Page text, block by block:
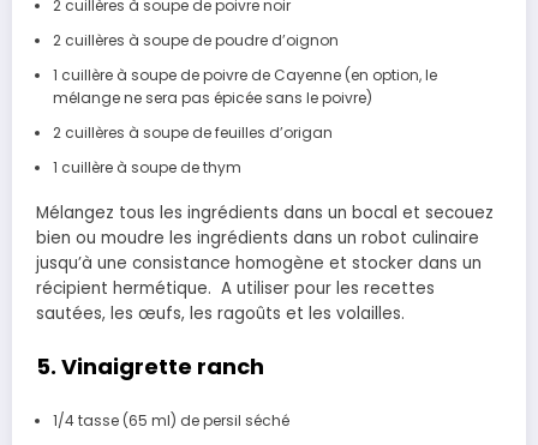
2 cuillères à soupe de poivre noir
2 cuillères à soupe de poudre d’oignon
1 cuillère à soupe de poivre de Cayenne (en option, le
mélange ne sera pas épicée sans le poivre)
2 cuillères à soupe de feuilles d’origan
1 cuillère à soupe de thym
Mélangez tous les ingrédients dans un bocal et secouez
bien ou moudre les ingrédients dans un robot culinaire
jusqu’à une consistance homogène et stocker dans un
récipient hermétique. A utiliser pour les recettes
sautées, les œufs, les ragoûts et les volailles.
5. Vinaigrette ranch
1/4 tasse (65 ml) de persil séché